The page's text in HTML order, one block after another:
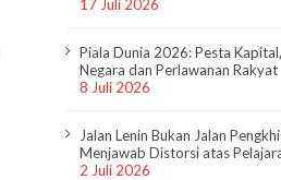
17 Juli 2026
Piala Dunia 2026: Pesta
Negara dan Perlawanan Rakyat
8 Juli 2026
Jalan Lenin Bukan Jalan
Menjawab Distorsi atas
2 Juli 2026